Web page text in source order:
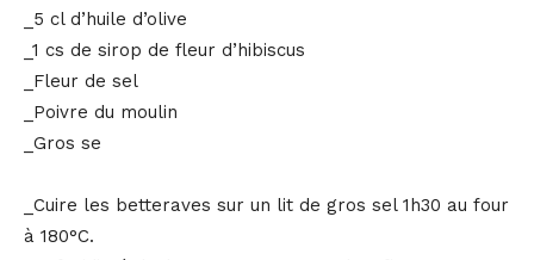
_5 cl d’huile d’olive
_1 cs de sirop de fleur d’hibiscus
_Fleur de sel
_Poivre du moulin
_Gros se
_Cuire les betteraves sur un lit de gros sel 1h30 au four
à 180°C.